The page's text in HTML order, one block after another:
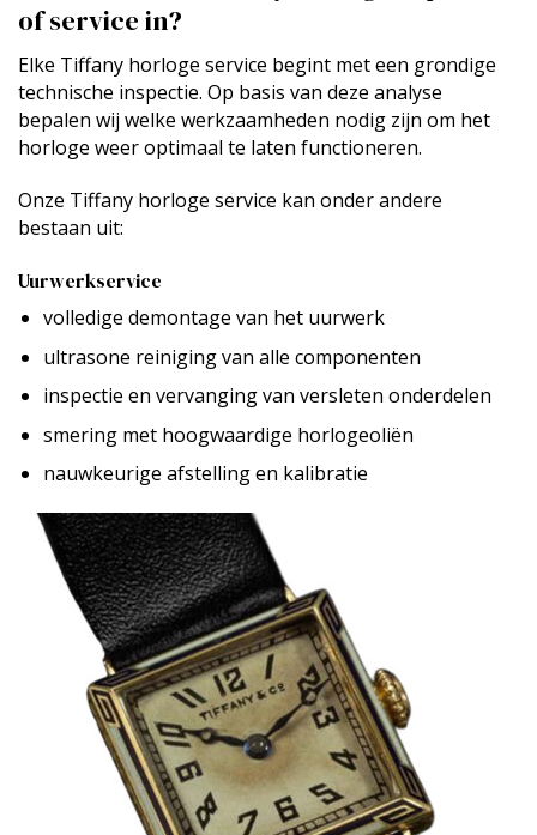
of service in?
Elke Tiffany horloge service begint met een grondige
technische inspectie. Op basis van deze analyse
bepalen wij welke werkzaamheden nodig zijn om het
horloge weer optimaal te laten functioneren.
Onze Tiffany horloge service kan onder andere
bestaan uit:
Uurwerkservice
volledige demontage van het uurwerk
ultrasone reiniging van alle componenten
inspectie en vervanging van versleten onderdelen
smering met hoogwaardige horlogeoliën
nauwkeurige afstelling en kalibratie